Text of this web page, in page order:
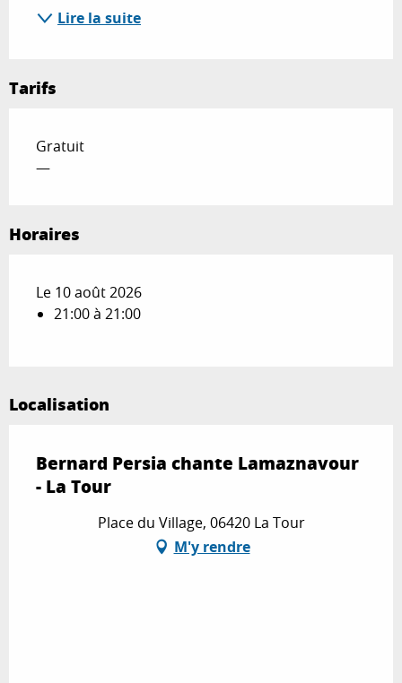
Lire la suite
Tarifs
Gratuit
—
Horaires
Le 10 août 2026
21:00 à 21:00
Localisation
Bernard Persia chante Lamaznavour
- La Tour
Place du Village, 06420 La Tour
M'y rendre